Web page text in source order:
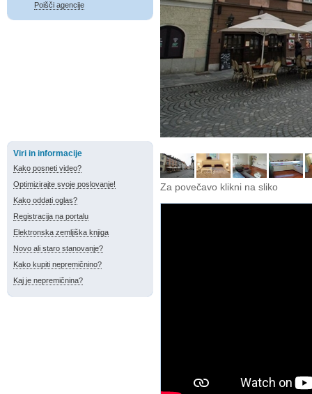
Poišči agencije
Viri in informacije
Kako posneti video?
Optimizirajte svoje poslovanje!
Kako oddati oglas?
Registracija na portalu
Elektronska zemljiška knjiga
Novo ali staro stanovanje?
Kako kupiti nepremičnino?
Kaj je nepremičnina?
Za povečavo klikni na sliko